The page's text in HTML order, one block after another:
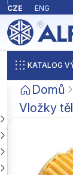
CZE ENG
KATALOG
Domů
Vložky